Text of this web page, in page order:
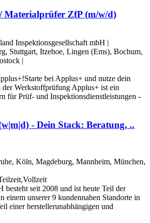
Materialprüfer ZfP (m/w/d)
Inspektionsgesellschaft mbH |
Stuttgart, Itzehoe, Lingen (Ems), Bochum,
|
bei Applus+ und nutze dein
Werkstoff­prüfung Applus+ ist ein
für Prüf- und Inspektions­dienst­leistungen -
- Dein Stack: Beratung, ..
Köln, Magdeburg, Mannheim, München,
seit 2008 und ist heute Teil der
einem unserer 9 kunden­nahen Standorte in
einer herstellerunabhängigen und